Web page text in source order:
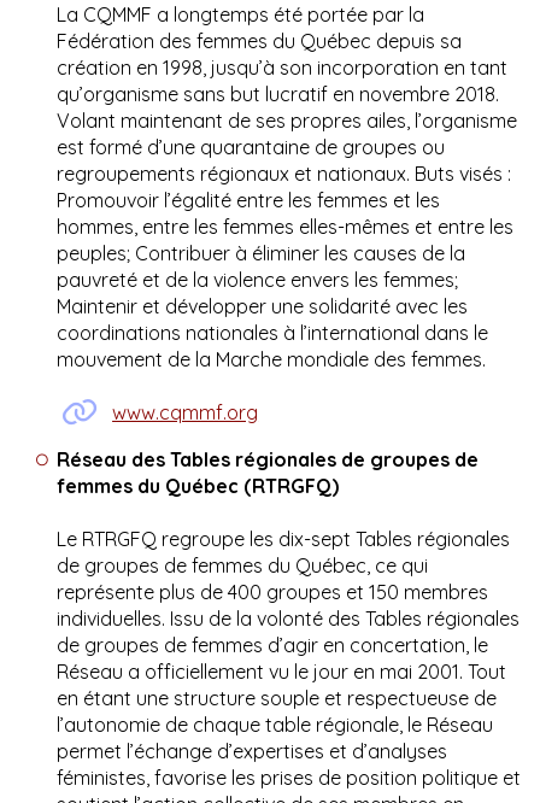
La CQMMF a longtemps été portée par la
Fédération des femmes du Québec depuis sa
création en 1998, jusqu’à son incorporation en tant
qu’organisme sans but lucratif en novembre 2018.
Volant maintenant de ses propres ailes, l’organisme
est formé d’une quarantaine de groupes ou
regroupements régionaux et nationaux. Buts visés :
Promouvoir l’égalité entre les femmes et les
hommes, entre les femmes elles-mêmes et entre les
peuples; Contribuer à éliminer les causes de la
pauvreté et de la violence envers les femmes;
Maintenir et développer une solidarité avec les
coordinations nationales à l’international dans le
mouvement de la Marche mondiale des femmes.
www.cqmmf.org
Réseau des Tables régionales de groupes de
femmes du Québec (RTRGFQ)
Le RTRGFQ regroupe les dix-sept Tables régionales
de groupes de femmes du Québec, ce qui
représente plus de 400 groupes et 150 membres
individuelles. Issu de la volonté des Tables régionales
de groupes de femmes d’agir en concertation, le
Réseau a officiellement vu le jour en mai 2001. Tout
en étant une structure souple et respectueuse de
l’autonomie de chaque table régionale, le Réseau
permet l’échange d’expertises et d’analyses
féministes, favorise les prises de position politique et